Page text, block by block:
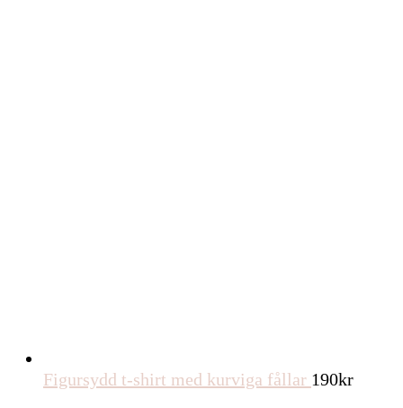
Figursydd t-shirt med kurviga fållar 190kr